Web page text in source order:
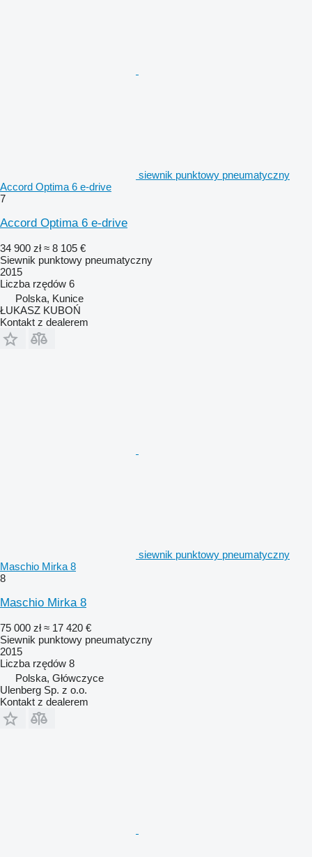
siewnik punktowy pneumatyczny
Accord Optima 6 e-drive
7
Accord Optima 6 e-drive
34 900 zł ≈ 8 105 €
Siewnik punktowy pneumatyczny
2015
Liczba rzędów 6
Polska, Kunice
ŁUKASZ KUBOŃ
Kontakt z dealerem
siewnik punktowy pneumatyczny
Maschio Mirka 8
8
Maschio Mirka 8
75 000 zł ≈ 17 420 €
Siewnik punktowy pneumatyczny
2015
Liczba rzędów 8
Polska, Główczyce
Ulenberg Sp. z o.o.
Kontakt z dealerem